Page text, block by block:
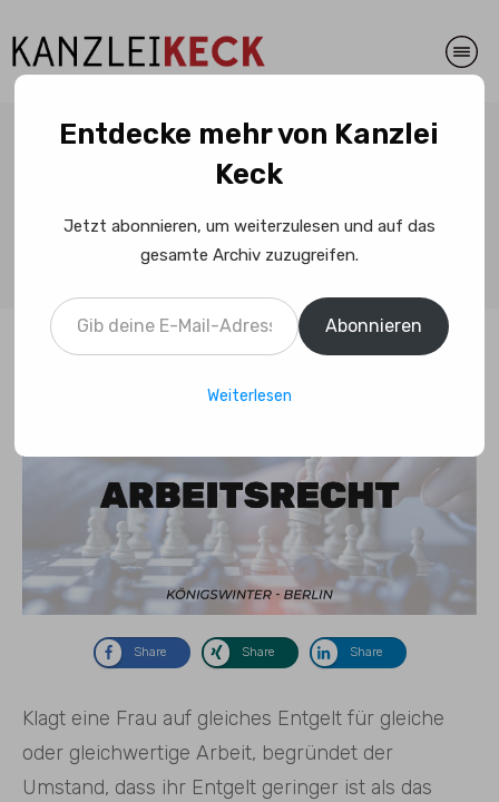
Entgelttransparenzgesetz:
Geschlechts
Share Share Share
Klagt eine Frau auf gleiches Entgelt für gleiche
oder gleichwertige Arbeit, begründet der
Umstand, dass ihr Entgelt geringer ist als das
Entdecke mehr von Kanzlei
Keck
Jetzt abonnieren, um weiterzulesen und auf das
gesamte Archiv zuzugreifen.
Gib deine E-Mail-Adresse ein ...
Abonnieren
Weiterlesen